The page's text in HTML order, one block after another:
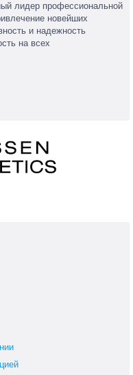
лидер профессиональной
новейших
и надежность
на всех